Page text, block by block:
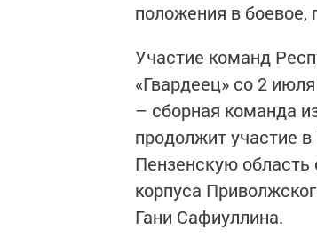
положения в боевое,
Участие команд
«Гвардеец» со 2
– сборная команда
продолжит участие
Пензенскую область
корпуса
Гани Сафиуллина.